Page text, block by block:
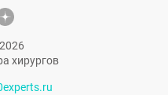
хирургов